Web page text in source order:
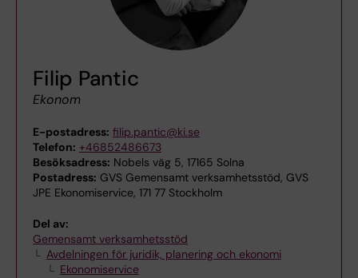
Filip Pantic
Ekonom
E-postadress: filip.pantic@ki.se
Telefon: +46852486673
Besöksadress: Nobels väg 5, 17165 Solna
Postadress: GVS Gemensamt verksamhetsstöd, GVS
JPE Ekonomiservice, 171 77 Stockholm
Del av:
Gemensamt verksamhetsstöd
Avdelningen för juridik, planering och ekonomi
Ekonomiservice